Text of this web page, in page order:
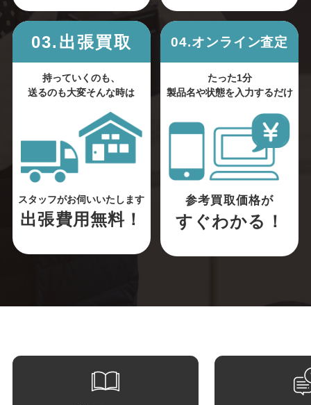
03.出張買取
持っていくのも、
送るのも大変そんな時は
スタッフがお伺いいたします
出張費用無料！
04.オンライン査定
たった1分
製品名や状態を入力するだけ
参考買取価格が
すぐわかる！